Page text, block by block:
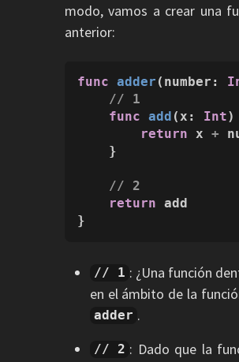
modo, vamos a crear una
anterior:
func adder ( number :
// 1
func add (x : Int)
return x +
    }
// 2
return add
}
// 1 : ¿Una función
en el ámbito de la
adder .
// 2 : Dado que la